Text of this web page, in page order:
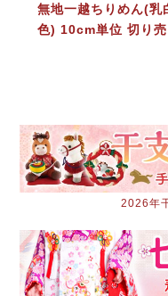
無地一越ちりめん(乳
色) 10cm単位 切り売
2026年